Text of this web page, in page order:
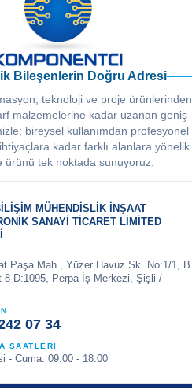
Bileşenlerin Doğru Adresi
teknoloji ve proje ürünlerinden
malzemelerine kadar uzanan geniş
bireysel kullanımdan profesyonel
kadar farklı alanlara yönelik
ürünü tek noktada sunuyoruz.
MÜHENDİSLİK İNŞAAT
SANAYİ TİCARET LİMİTED
Paşa Mah., Yüzer Havuz Sk. No:1/1, B
8 D:1095, Perpa İş Merkezi, Şişli /
07 34
SAATLERİ
- Cuma: 09:00 - 18:00